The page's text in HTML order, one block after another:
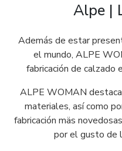
Alpe |
Además de estar
el mundo, ALPE
fabricación de calzado
ALPE WOMAN
materiales, así como
fabricación mäs
por el gusto de